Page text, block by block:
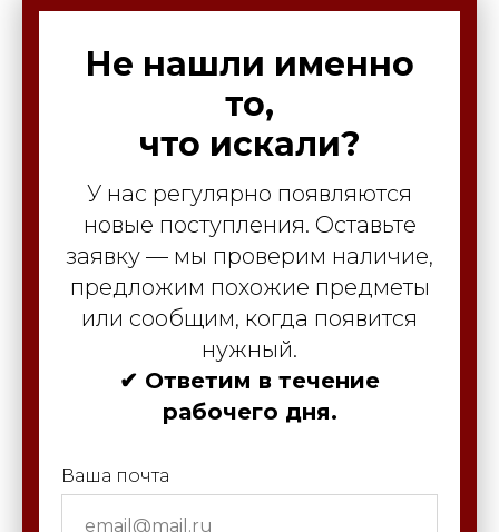
Не нашли именно
то,
что искали?
У нас регулярно появляются
новые поступления. Оставьте
заявку — мы проверим наличие,
предложим похожие предметы
или сообщим, когда появится
нужный.
✔ Ответим в течение
рабочего дня.
Ваша почта